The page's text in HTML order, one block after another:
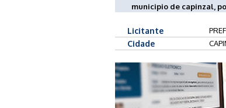
municipio de capinzal,
Licitante
Cidade